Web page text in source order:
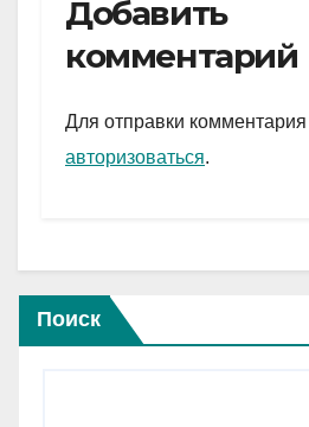
gr
a
m
s
A
p
Добавить
комментарий
Для отправки
авторизоваться.
Поиск